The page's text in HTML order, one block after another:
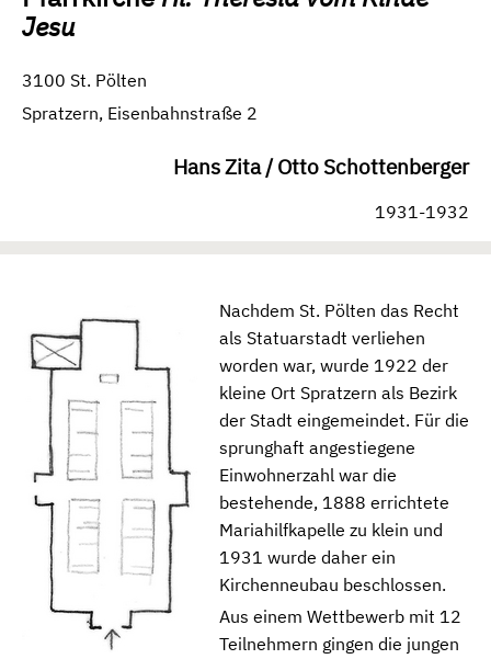
Jesu
3100 St. Pölten
Spratzern, Eisenbahnstraße 2
Hans Zita / Otto Schottenberger
1931-1932
Nachdem St. Pölten das Recht
als Statuarstadt verliehen
worden war, wurde 1922 der
kleine Ort Spratzern als Bezirk
der Stadt eingemeindet. Für die
sprunghaft angestiegene
Einwohnerzahl war die
bestehende, 1888 errichtete
Mariahilfkapelle zu klein und
1931 wurde daher ein
Kirchenneubau beschlossen.
Aus einem Wettbewerb mit 12
Teilnehmern gingen die jungen